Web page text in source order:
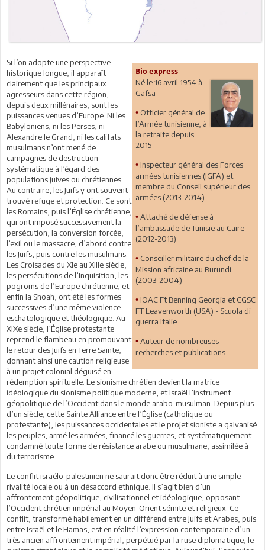
Bio express
Né le 16 avril 1954 à
Gafsa
• Officier général de
l’Armée tunisienne, à
la retraite depuis
2015
• Inspecteur général des Forces
armées tunisiennes (IGFA) et
membre du Conseil supérieur des
armées (2013-2014)
• Attaché de défense à
l’ambassade de Tunisie au Caire
(2012-2013)
• Conseiller militaire du chef de la
Mission africaine au Burundi
(2003-2004)
• IOAC Ft Benning Georgia et CGSC
FT Leavenworth (USA) - Scuola di
guerra Italie
• Auteur de nombreuses
recherches et publications.
Si l’on adopte une perspective
historique longue, il apparaît
clairement que les principaux
agresseurs dans cette région,
depuis deux millénaires, sont les
puissances venues d’Europe. Ni les
Babyloniens, ni les Perses, ni
Alexandre le Grand, ni les califats
musulmans n’ont mené de
campagnes de destruction
systématique à l’égard des
populations juives ou chrétiennes.
Au contraire, les Juifs y ont souvent
trouvé refuge et protection. Ce sont
les Romains, puis l’Église chrétienne,
qui ont imposé successivement la
persécution, la conversion forcée,
l’exil ou le massacre, d’abord contre
les Juifs, puis contre les musulmans.
Les Croisades du XIe au XIIIe siècle,
les persécutions de l’Inquisition, les
pogroms de l’Europe chrétienne, et
enfin la Shoah, ont été les formes
successives d’une même violence
eschatologique et théologique. Au
XIXe siècle, l’Église protestante
reprend le flambeau en promouvant
le retour des Juifs en Terre Sainte,
donnant ainsi une caution religieuse
à un projet colonial déguisé en
rédemption spirituelle. Le sionisme chrétien devient la matrice
idéologique du sionisme politique moderne, et Israël l’instrument
géopolitique de l’Occident dans le monde arabo-musulman. Depuis plus
d’un siècle, cette Sainte Alliance entre l’Église (catholique ou
protestante), les puissances occidentales et le projet sioniste a galvanisé
les peuples, armé les armées, financé les guerres, et systématiquement
condamné toute forme de résistance arabe ou musulmane, assimilée à
du terrorisme.
Le conflit israélo-palestinien ne saurait donc être réduit à une simple
rivalité locale ou à un désaccord ethnique. Il s’agit bien d’un
affrontement géopolitique, civilisationnel et idéologique, opposant
l’Occident chrétien impérial au Moyen-Orient sémite et religieux. Ce
conflit, transformé habilement en un différend entre Juifs et Arabes, puis
entre Israël et le Hamas, est en réalité l’expression contemporaine d’un
très ancien affrontement impérial, perpétué par la ruse diplomatique, le